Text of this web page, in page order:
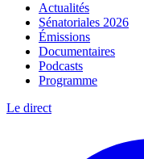
Actualités
Sénatoriales 2026
Émissions
Documentaires
Podcasts
Programme
Le direct